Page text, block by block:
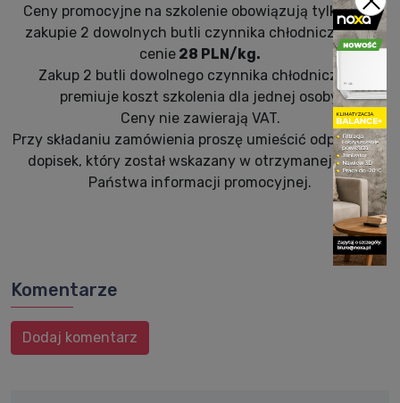
Ceny promocyjne na szkolenie obowiązują tylko przy
zakupie 2 dowolnych butli czynnika chłodniczego w
cenie 28 PLN/kg.
Zakup 2 butli dowolnego czynnika chłodniczego
premiuje koszt szkolenia dla jednej osoby.
Ceny nie zawierają VAT.
Przy składaniu zamówienia proszę umieścić odpowiedni
dopisek, który został wskazany w otrzymanej przez
Państwa informacji promocyjnej.
Komentarze
Dodaj komentarz